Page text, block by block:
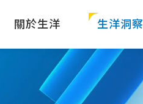
關於生洋 生洋洞察